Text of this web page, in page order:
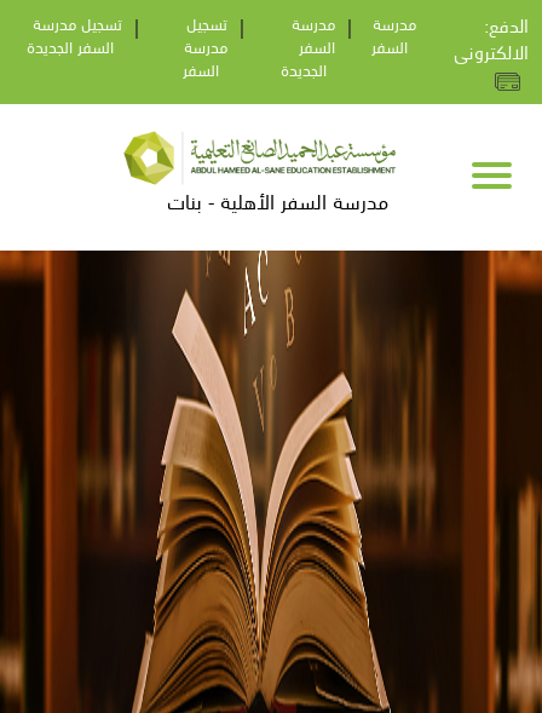
مدرسة السفر الأهلية - بنات
تسجيل مدرسة
السفر الجديدة
| تسجيل
مدرسة
السفر
| مدرسة
السفر
الجديدة
| مدرسة
السفر
:الدفع
الالكترونى